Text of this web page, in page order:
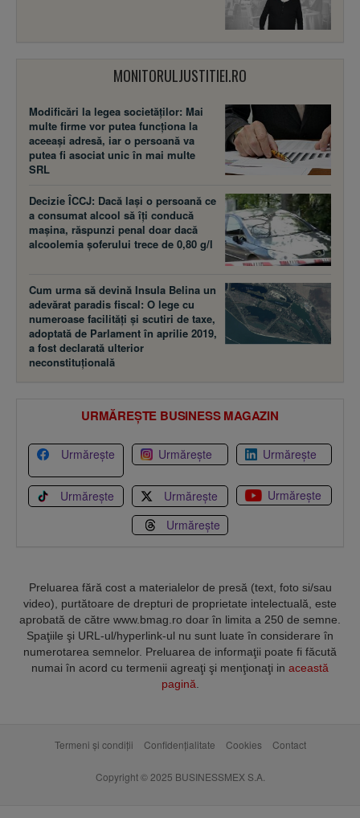
MONITORULJUSTITIEI.RO
Modificări la legea societăţilor: Mai
multe firme vor putea funcţiona la
aceeaşi adresă, iar o persoană va
putea fi asociat unic în mai multe
SRL
Decizie ÎCCJ: Dacă laşi o persoană ce
a consumat alcool să îţi conducă
maşina, răspunzi penal doar dacă
alcoolemia şoferului trece de 0,80 g/l
Cum urma să devină Insula Belina un
adevărat paradis fiscal: O lege cu
numeroase facilităţi şi scutiri de taxe,
adoptată de Parlament în aprilie 2019,
a fost declarată ulterior
neconstituţională
URMĂREȘTE BUSINESS MAGAZIN
Urmărește Urmărește Urmărește
Urmărește Urmărește
Urmărește
Urmărește
Preluarea fără cost a materialelor de presă (text, foto si/sau
video), purtătoare de drepturi de proprietate intelectuală, este
aprobată de către www.bmag.ro doar în limita a 250 de semne.
Spaţiile şi URL-ul/hyperlink-ul nu sunt luate în considerare în
numerotarea semnelor. Preluarea de informaţii poate fi făcută
numai în acord cu termenii agreaţi şi menţionaţi in această
pagină
Termeni și condiții Confidențialitate Cookies Contact
Copyright © 2025 BUSINESSMEX S.A.